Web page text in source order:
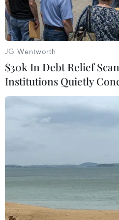
Ảnh minh họa.
Nhà máy điện Mặt Trời
(thị xã Sông Cầu, tỉnh
được gắn biển công trình
JG Wentworth
$30k In Debt Relief
Institutions Quietly